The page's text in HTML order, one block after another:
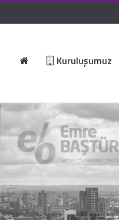
Kuruluşumuz